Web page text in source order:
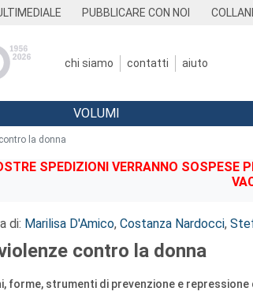
PUBBLICARE CON NOI
chi siamo contatti aiuto
VOLUMI
la donna
SPEDIZIONI VERRANNO
di: Marilisa D'Amico, Costanza Nardocci,
contro la donna
forme, strumenti di prevenzione e